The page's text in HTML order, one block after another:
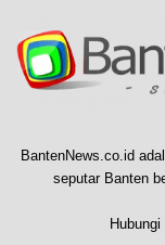
BantenNews.co.id
seputar Banten